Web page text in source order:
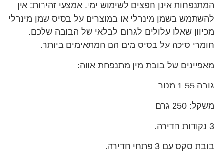
המתנפחות אינן חפצים לשימוש ימי. אמצעי זהירות: אין
להשתמש בשמן מינרלי או במוצרים על בסיס שמן מינרלי
מכיוון שאלו עלולים לגרום לבלאי של הבובה שלכם.
חומרי סיכה על בסיס מים הם המתאימים ביותר.
מאפיינים של בובת מין מתנפחת אווה:
גובה 1.55 מטר.
משקל: 250 גרם
3 נקודות חדירה.
בובת סקס עם 3 פתחי חדירה.